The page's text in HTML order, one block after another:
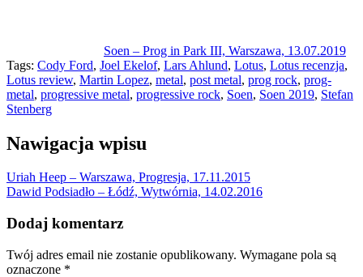
Soen – Prog in Park III, Warszawa, 13.07.2019
Tags: Cody Ford, Joel Ekelof, Lars Ahlund, Lotus, Lotus recenzja,
Lotus review, Martin Lopez, metal, post metal, prog rock, prog-
metal, progressive metal, progressive rock, Soen, Soen 2019, Stefan
Stenberg
Nawigacja wpisu
Uriah Heep – Warszawa, Progresja, 17.11.2015
Dawid Podsiadło – Łódź, Wytwórnia, 14.02.2016
Dodaj komentarz
Twój adres email nie zostanie opublikowany. Wymagane pola są
oznaczone *